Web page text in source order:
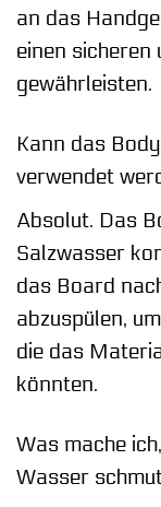
an das
einen sicheren
gewährleisten.
Kann das
verwendet
Absolut. Das
Salzwasser
das Board
abzuspülen,
die das
könnten.
Was mache
Wasser